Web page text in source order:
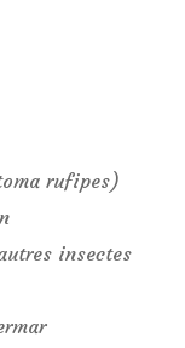
rufipes)
insectes